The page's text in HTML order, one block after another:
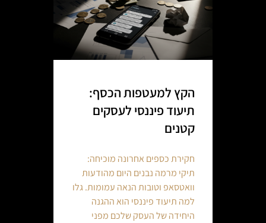
הקץ למעטפות הכסף:
תיעוד פיננסי לעסקים
קטנים
חקירת כספים אחרונה מוכיחה:
תיקי מרמה נבנים היום מהודעות
וואטסאפ וטובות הנאה עמומות. גלו
למה תיעוד פיננסי הוא ההגנה
היחידה של העסק שלכם מפני